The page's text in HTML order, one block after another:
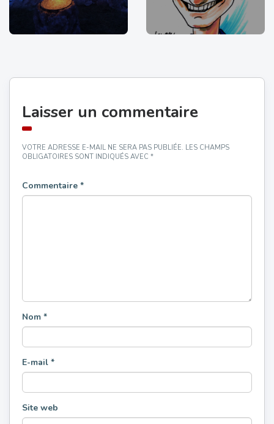
Laisser un commentaire
VOTRE ADRESSE E-MAIL NE SERA PAS PUBLIÉE. LES CHAMPS
OBLIGATOIRES SONT INDIQUÉS AVEC *
Commentaire *
Nom *
E-mail *
Site web